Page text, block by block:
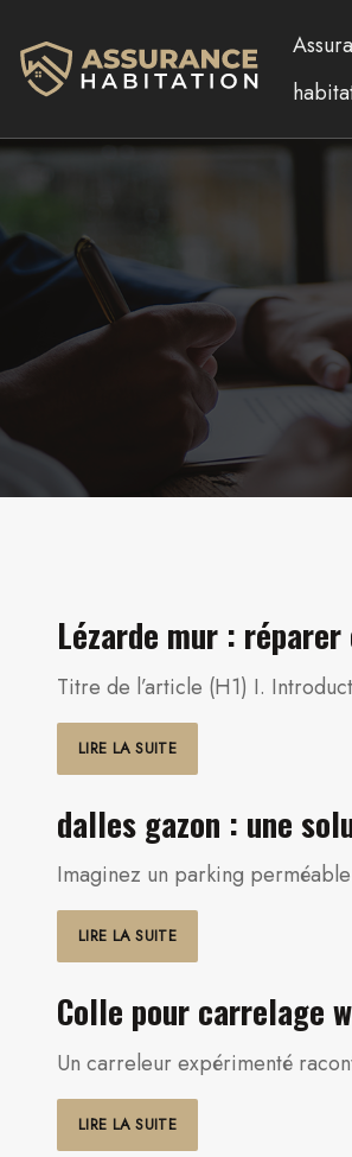
Lézarde mur :
Titre de l’article (H1) I.
LIRE LA SUITE
dalles gazon : une
Imaginez un parking
LIRE LA SUITE
Colle pour carrelage
Un carreleur expérimenté
LIRE LA SUITE